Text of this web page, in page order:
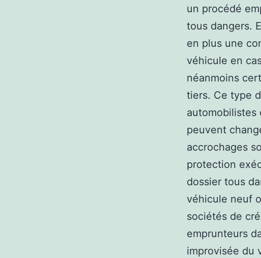
un procédé
tous dangers.
en plus une
véhicule en
néanmoins
tiers. Ce type
automobilistes
peuvent
accrochages
protection
dossier tous
véhicule neuf
sociétés de
emprunteurs
improvisée du